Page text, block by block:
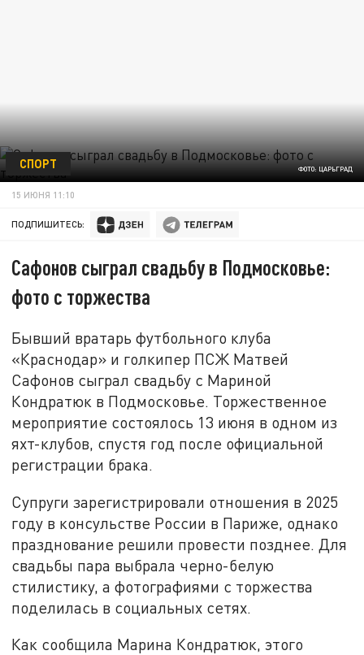
ФОТО: ЦАРЬГРАД
СПОРТ
15 ИЮНЯ 11:10
ПОДПИШИТЕСЬ:
Сафонов сыграл свадьбу в Подмосковье:
фото с торжества
Бывший вратарь футбольного клуба
«Краснодар» и голкипер ПСЖ Матвей
Сафонов сыграл свадьбу с Мариной
Кондратюк в Подмосковье. Торжественное
мероприятие состоялось 13 июня в одном из
яхт-клубов, спустя год после официальной
регистрации брака.
Супруги зарегистрировали отношения в 2025
году в консульстве России в Париже, однако
празднование решили провести позднее. Для
свадьбы пара выбрала черно-белую
стилистику, а фотографиями с торжества
поделилась в социальных сетях.
Как сообщила Марина Кондратюк, этого